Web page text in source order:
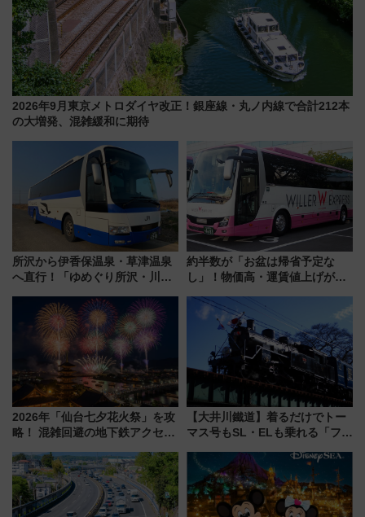
2026年9月東京メトロダイヤ改正！銀座線・丸ノ内線で合計212本
の大増発、混雑緩和に期待
所沢から伊香保温泉・草津温泉
へ直行！「ゆめぐり所沢・川越
軽に 運行ダイヤ・運賃を解説
約半数が「お盆は帰省予定な
し」！物価高・運賃値上げが財
りたいけど……【WILLER お盆
帰省動向調査】
2026年「仙台七夕花火祭」を攻
略！ 混雑回避の地下鉄アクセス
火前に楽しむ仙台観光ルートま
で解説！
【大井川鐵道】着るだけでトー
マス号もSL・ELも乗れる「フリ
受注販売